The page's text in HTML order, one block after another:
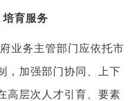
育服务
业务主管部门应依托市
，加强部门协同、上下
高层次人才引育、要素